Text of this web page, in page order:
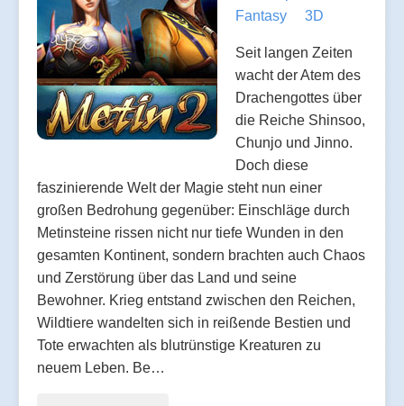
Fantasy
3D
Seit langen Zeiten
wacht der Atem des
Drachengottes über
die Reiche Shinsoo,
Chunjo und Jinno.
Doch diese
faszinierende Welt der Magie steht nun einer
großen Bedrohung gegenüber: Einschläge durch
Metinsteine rissen nicht nur tiefe Wunden in den
gesamten Kontinent, sondern brachten auch Chaos
und Zerstörung über das Land und seine
Bewohner. Krieg entstand zwischen den Reichen,
Wildtiere wandelten sich in reißende Bestien und
Tote erwachten als blutrünstige Kreaturen zu
neuem Leben. Be…